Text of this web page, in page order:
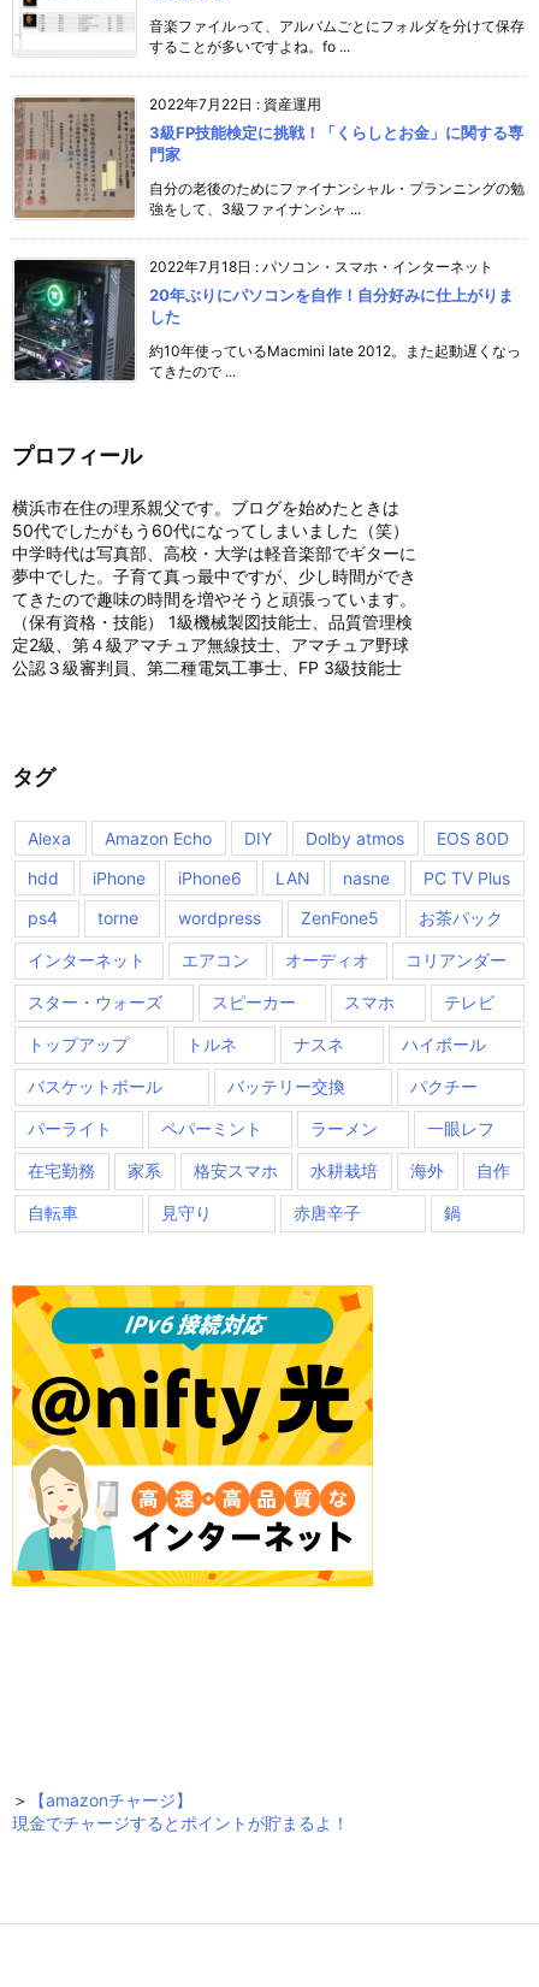
音楽ファイルって、アルバムごとにフォルダを分けて保存
することが多いですよね。fo ...
2022年7月22日 : 資産運用
3級FP技能検定に挑戦！「くらしとお金」に関する専
門家
自分の老後のためにファイナンシャル・プランニングの勉
強をして、3級ファイナンシャ ...
2022年7月18日 : パソコン・スマホ・インターネット
20年ぶりにパソコンを自作！自分好みに仕上がりま
した
約10年使っているMacmini late 2012。また起動遅くなっ
てきたので ...
プロフィール
横浜市在住の理系親父です。ブログを始めたときは
50代でしたがもう60代になってしまいました（笑）
中学時代は写真部、高校・大学は軽音楽部でギターに
夢中でした。子育て真っ最中ですが、少し時間ができ
てきたので趣味の時間を増やそうと頑張っています。
（保有資格・技能） 1級機械製図技能士、品質管理検
定2級、第４級アマチュア無線技士、アマチュア野球
公認３級審判員、第二種電気工事士、FP 3級技能士
タグ
Alexa Amazon Echo DIY Dolby atmos
EOS 80D
hdd
iPhone iPhone6 LAN nasne
PC TV Plus
ps4
torne wordpress ZenFone5 お茶パック
インターネット エアコン オーディオ コリアンダー
スター・ウォーズ スピーカー スマホ テレビ
トップアップ トルネ ナスネ ハイボール
バスケットボール バッテリー交換 パクチー
パーライト ペパーミント ラーメン 一眼レフ
在宅勤務 家系 格安スマホ 水耕栽培 海外 自作
自転車 見守り 赤唐辛子 鍋
＞
【amazonチャージ】
現金でチャージするとポイントが貯まるよ！